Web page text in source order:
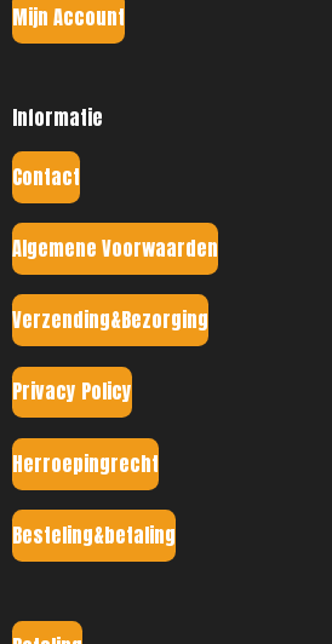
Mijn Account
Informatie
Contact
Algemene Voorwaarden
Verzending&Bezorging
Privacy Policy
Herroepingrecht
Besteling&betaling